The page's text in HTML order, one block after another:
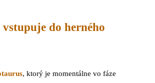
do herného
, ktorý je momentálne vo fáze